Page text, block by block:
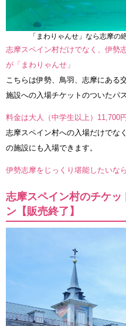
「まわりゃんせ」なら志摩の
志摩スペイン村だけでなく、伊勢
が「まわりゃんせ」
こちらは伊勢、鳥羽、志摩にある
施設への入場チケットのついたパ
料金は大人（中学生以上）11,700
志摩スペイン村への入場だけでな
の施設にも入場できます。
伊勢志摩をじっくり堪能したいな
志摩スペイン村のチケ
ン【販売終了】